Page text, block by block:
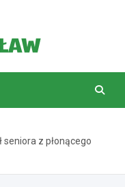
z płonącego